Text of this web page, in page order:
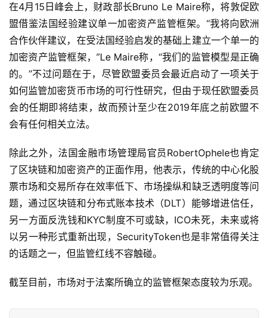
在4月15日峰会上，财政部长Bruno Le Maire称，将敦促欧
盟借鉴法国经验建议单一加密资产监管框架。“我将向欧洲
合作伙伴建议，在受法国经验启发的基础上建立一个单一的
加密资产监管框架，”Le Maire称，“我们的监管模型是正确
的。”不过问题在于，尽管欧盟委员会最近启动了一项关于
如何监管加密货币市场的可行性研究，但由于现任欧盟委员
会的任期即将结束，故而预计至少在2019年底之前欧盟不
会有任何相关立法。
除此之外，法国金融市场管理局官员RobertOphele也肯定
了区块链和加密资产的正面作用，他表示，传统的中心化股
票市场和交易所存在效率低下、市场操纵和缺乏透明度等问
题，通过区块链和分布式账本技术（DLT）能够增进信任，
另一方面反洗钱和KYC制度不可或缺，ICO未死，未来或将
以另一种形式重新出现，SecurityToken也是非常值得关注
的话题之一，但监管红线不容触碰。
截至目前，市场对于法案所确立的监管框架态度较为乐观。